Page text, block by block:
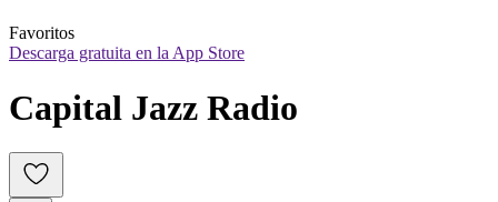
Favoritos
Descarga gratuita en la App Store
Capital Jazz Radio